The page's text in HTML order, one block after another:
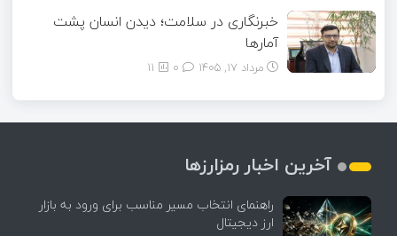
خبرنگاری در سلامت؛ دیدن انسان پشت
آمارها
مرداد ۱۷, ۱۴۰۵ 11
آخرین اخبار رمزارزها
راهنمای انتخاب مسیر مناسب برای ورود به بازار
ارز دیجیتال